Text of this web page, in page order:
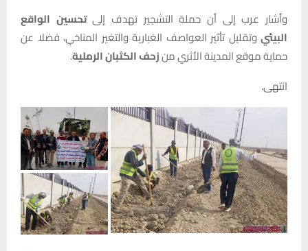
وأشار عرب إلى أن حملة التشجير تهدف إلىتحسين الواقع
البيئي وتقليل تأثير العواصف الغبارية والتغير المناخي، فضلا عن
حماية موقع المدينة الأثري منزحف الكثبان الرملية.
انتهى.